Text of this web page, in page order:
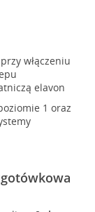
włączeniu
elavon
1 oraz